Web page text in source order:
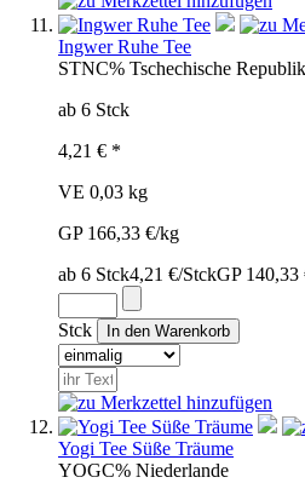
Ingwer Ruhe Tee
STNC% Tschechische Republik
ab 6 Stck
4,21 € *
VE 0,03 kg
GP 166,33 €/kg
ab 6 Stck4,21 €/StckGP 140,33
Stck
Yogi Tee Süße Träume
YOGC% Niederlande